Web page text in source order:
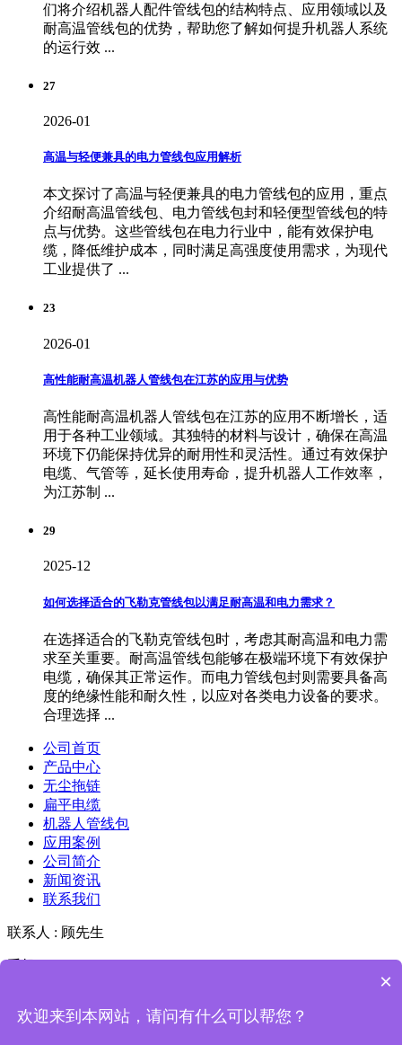
们将介绍机器人配件管线包的结构特点、应用领域以及
耐高温管线包的优势，帮助您了解如何提升机器人系统
的运行效 ...
27
2026-01
高温与轻便兼具的电力管线包应用解析
本文探讨了高温与轻便兼具的电力管线包的应用，重点
介绍耐高温管线包、电力管线包封和轻便型管线包的特
点与优势。这些管线包在电力行业中，能有效保护电
缆，降低维护成本，同时满足高强度使用需求，为现代
工业提供了 ...
23
2026-01
高性能耐高温机器人管线包在江苏的应用与优势
高性能耐高温机器人管线包在江苏的应用不断增长，适
用于各种工业领域。其独特的材料与设计，确保在高温
环境下仍能保持优异的耐用性和灵活性。通过有效保护
电缆、气管等，延长使用寿命，提升机器人工作效率，
为江苏制 ...
29
2025-12
如何选择适合的飞勒克管线包以满足耐高温和电力需求？
在选择适合的飞勒克管线包时，考虑其耐高温和电力需
求至关重要。耐高温管线包能够在极端环境下有效保护
电缆，确保其正常运作。而电力管线包封则需要具备高
度的绝缘性能和耐久性，以应对各类电力设备的要求。
合理选择 ...
公司首页
产品中心
无尘拖链
扁平电缆
机器人管线包
应用案例
公司简介
新闻资讯
联系我们
联系人 : 顾先生
2022098234号-2
×
欢迎来到本网站，请问有什么可以帮您？